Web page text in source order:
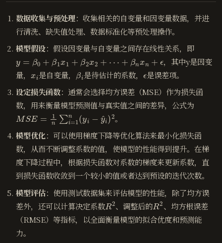
数据收集与预处理：收集相关的自变量和因变量数据，并进
行清洗、缺失值处理、数据标准化等预处理操作。
模型假设：假设因变量与自变量之间存在线性关系，即
y=β0+β1 x1+β2x2+ ⋯+βnxn+ϵ
，其中y是因变
量，
xi是自变量， βi是待估计的系数， ϵ是误差项。
设定损失函数：通常会选择均方误差（MSE）作为损失函
数，用来衡量模型预测值与真实值之间的差异，公式为
MS E=1n∑i=1n(yi−y ^i)2。
模型优化：可以使用梯度下降等优化算法来最小化损失函
数，从而不断调整系数的值，使模型的性能得到提升。在梯
度下降过程中，根据损失函数对系数的梯度来更新系数，直
到损失函数收敛到一个较小的值或者达到预设的迭代次数。
模型评估：使用测试数据集来评估模型的性能，除了均方误
差外，还可以计算决定系数R2、调整后的R2、均方根误差
（RMSE）等指标，以全面衡量模型的拟合优度和预测能
力。